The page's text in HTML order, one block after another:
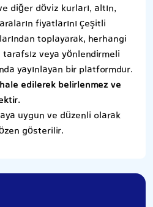
diğer döviz kurları, altın,
fiyatlarını çeşitli
toplayarak, herhangi
veya yönlendirmeli
yayınlayan bir platformdur.
edilerek belirlenmez ve
uygun ve düzenli olarak
gösterilir.